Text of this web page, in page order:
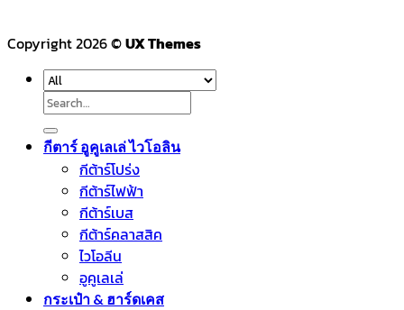
Copyright 2026 ©UX Themes
Search
for:
กีตาร์ อูคูเลเล่ ไวโอลิน
กีต้าร์โปร่ง
กีต้าร์ไฟฟ้า
กีต้าร์เบส
กีต้าร์คลาสสิค
ไวโอลีน
อูคูเลเล่
กระเป๋า & ฮาร์ดเคส